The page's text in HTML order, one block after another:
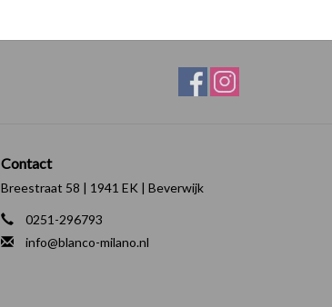
Contact
Breestraat 58 | 1941 EK | Beverwijk
0251-296793
info@blanco-milano.nl